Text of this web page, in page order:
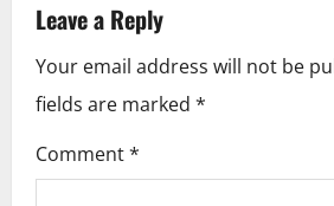
v
i
g
a
Leave a Reply
Your email address will not be
fields are marked *
Comment*